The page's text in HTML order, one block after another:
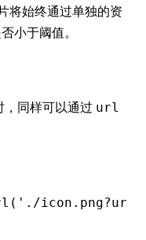
将始终通过单独的资
小于阈值。
，同样可以通过 url
( './icon.png?url'